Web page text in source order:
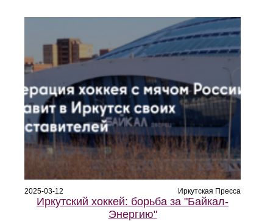
2025-03-12 Иркутская Пресса
Иркутский хоккей: борьба за "Байкал-
Энергию"